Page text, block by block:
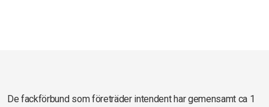
De fackförbund som företräder intendent har gemensamt ca 1